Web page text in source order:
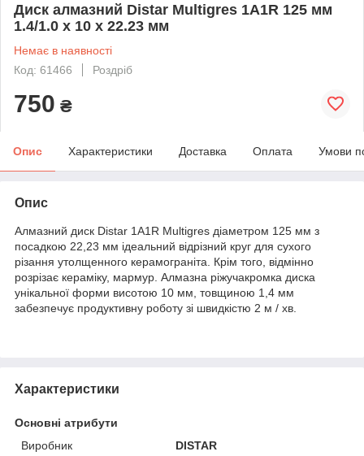
Диск алмазний Distar Multigres 1A1R 125 мм
1.4/1.0 х 10 х 22.23 мм
Немає в наявності
Код: 61466
Роздріб
750 ₴
Опис Характеристики Доставка Оплата Умови
Опис
Алмазний диск Distar 1A1R Multigres діаметром 125 мм з
посадкою 22,23 мм ідеальний відрізний круг для сухого
різання утолщенного керамограніта. Крім того, відмінно
розрізає кераміку, мармур. Алмазна ріжучакромка диска
унікальної форми висотою 10 мм, товщиною 1,4 мм
забезпечує продуктивну роботу зі швидкістю 2 м / хв.
Характеристики
Основні атрибути
Виробник
DISTAR